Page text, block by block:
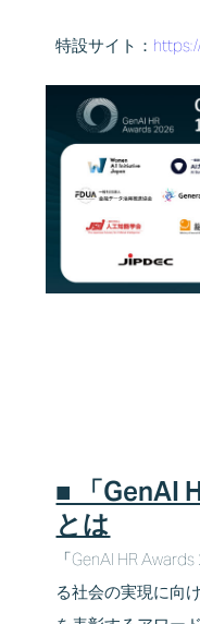
特設サイト：
■ 「GenAI
とは
「GenAI HR
る社会の実現に向